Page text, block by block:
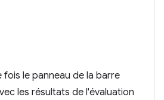
fois le panneau de la barre
les résultats de l'évaluation